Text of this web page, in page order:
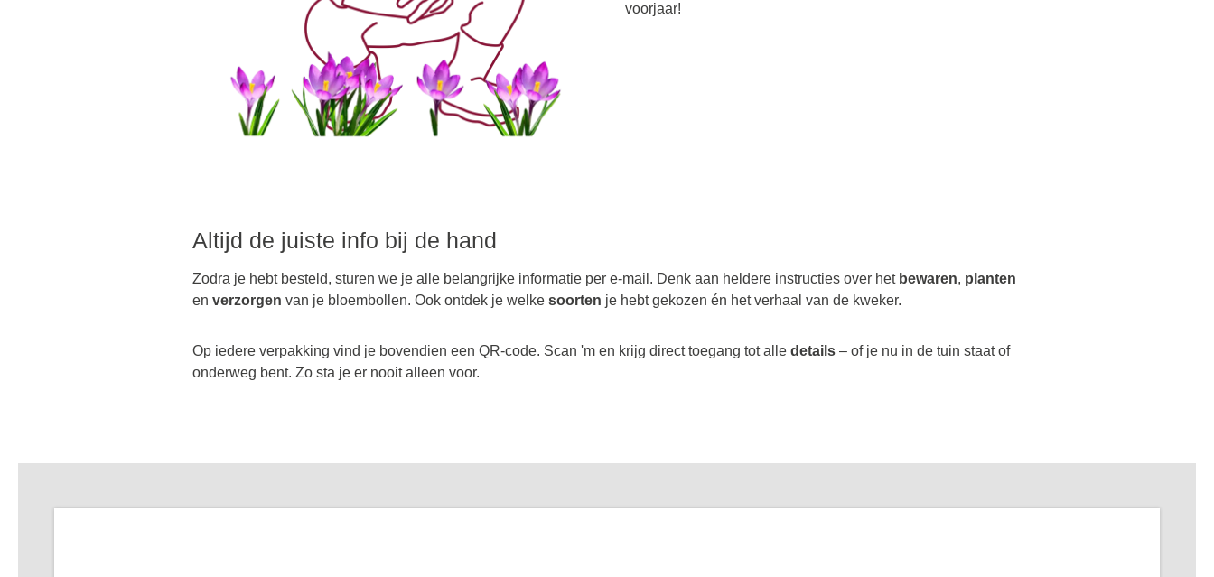
voorjaar!
Altijd de juiste info bij de hand
Zodra je hebt besteld, sturen we je alle belangrijke informatie per e-mail. Denk aan heldere instructies over het bewaren, planten
en verzorgen van je bloembollen. Ook ontdek je welke soorten je hebt gekozen én het verhaal van de kweker.
Op iedere verpakking vind je bovendien een QR-code. Scan 'm en krijg direct toegang tot alle details – of je nu in de tuin staat of
onderweg bent. Zo sta je er nooit alleen voor.